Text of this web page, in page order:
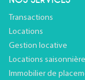
Transactions
Locations
Gestion locative
Locations
Immobilier de